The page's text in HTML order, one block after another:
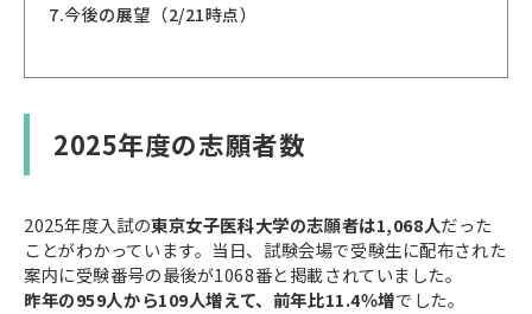
7.今後の展望（2/21時点）
2025年度の志願者数
2025年度入試の東京女子医科大学の志願者は1,068人だった
ことがわかっています。当日、試験会場で受験生に配布された
案内に受験番号の最後が1068番と掲載されていました。
昨年の959人から109人増えて、前年比11.4％増でした。